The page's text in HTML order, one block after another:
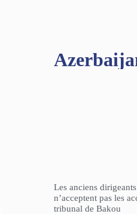
Les anciens
n’acceptent pas les
tribunal de Bakou